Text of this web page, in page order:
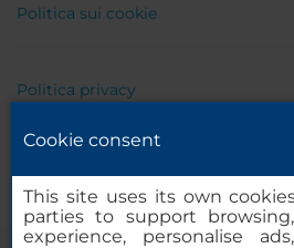
Politica sui cookie
Politica privacy
Cookie consent
This site uses its own
parties to support
experience, personalise